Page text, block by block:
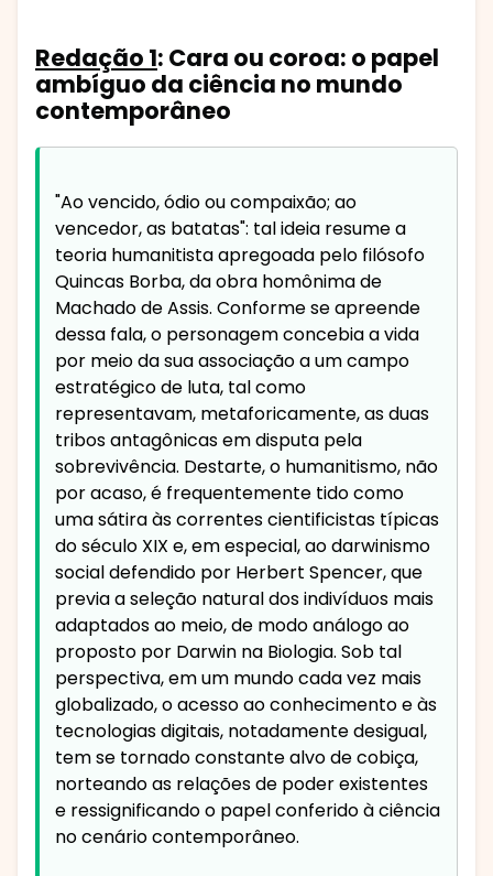
Redação 1: Cara ou coroa: o papel
ambíguo da ciência no mundo
contemporâneo
"Ao vencido, ódio ou compaixão; ao
vencedor, as batatas": tal ideia resume a
teoria humanitista apregoada pelo filósofo
Quincas Borba, da obra homônima de
Machado de Assis. Conforme se apreende
dessa fala, o personagem concebia a vida
por meio da sua associação a um campo
estratégico de luta, tal como
representavam, metaforicamente, as duas
tribos antagônicas em disputa pela
sobrevivência. Destarte, o humanitismo, não
por acaso, é frequentemente tido como
uma sátira às correntes cientificistas típicas
do século XIX e, em especial, ao darwinismo
social defendido por Herbert Spencer, que
previa a seleção natural dos indivíduos mais
adaptados ao meio, de modo análogo ao
proposto por Darwin na Biologia. Sob tal
perspectiva, em um mundo cada vez mais
globalizado, o acesso ao conhecimento e às
tecnologias digitais, notadamente desigual,
tem se tornado constante alvo de cobiça,
norteando as relações de poder existentes
e ressignificando o papel conferido à ciência
no cenário contemporâneo.